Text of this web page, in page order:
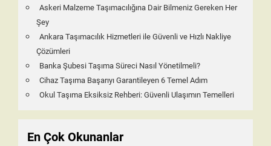
Askeri Malzeme Taşımacılığına Dair Bilmeniz Gereken Her
Şey
Ankara Taşımacılık Hizmetleri ile Güvenli ve Hızlı Nakliye
Çözümleri
Banka Şubesi Taşıma Süreci Nasıl Yönetilmeli?
Cihaz Taşıma Başarıyı Garantileyen 6 Temel Adım
Okul Taşıma Eksiksiz Rehberi: Güvenli Ulaşımın Temelleri
En Çok Okunanlar